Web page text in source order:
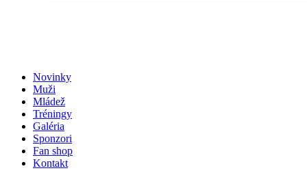
Novinky
Muži
Mládež
Tréningy
Galéria
Sponzori
Fan shop
Kontakt